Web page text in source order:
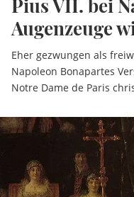
Pius VII. bei
Augenzeuge
Eher gezwungen als
Napoleon Bonapartes
Notre Dame de Paris